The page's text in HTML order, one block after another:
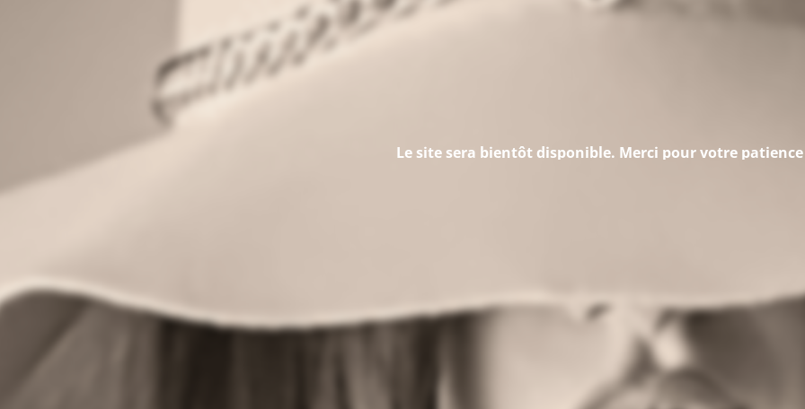
Le site sera bientôt disponible. Merci pour votre